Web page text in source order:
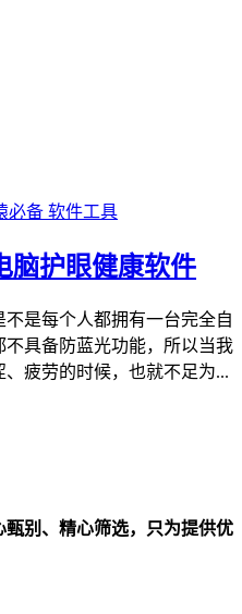
必备 软件工具
脑护眼健康软件
是每个人都拥有一台完全自
具备防蓝光功能，所以当我
疲劳的时候，也就不足为...
别、精心筛选，只为提供优